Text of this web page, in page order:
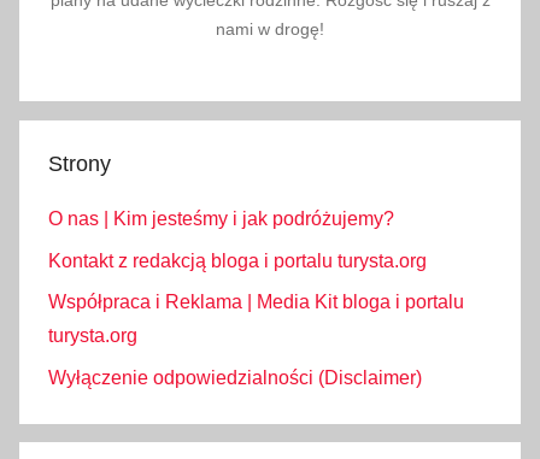
nami w drogę!
Strony
O nas | Kim jesteśmy i jak podróżujemy?
Kontakt z redakcją bloga i portalu turysta.org
Współpraca i Reklama | Media Kit bloga i portalu
turysta.org
Wyłączenie odpowiedzialności (Disclaimer)